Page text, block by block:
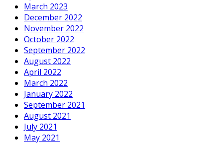
March 2023
December 2022
November 2022
October 2022
September 2022
August 2022
April 2022
March 2022
January 2022
September 2021
August 2021
July 2021
May 2021